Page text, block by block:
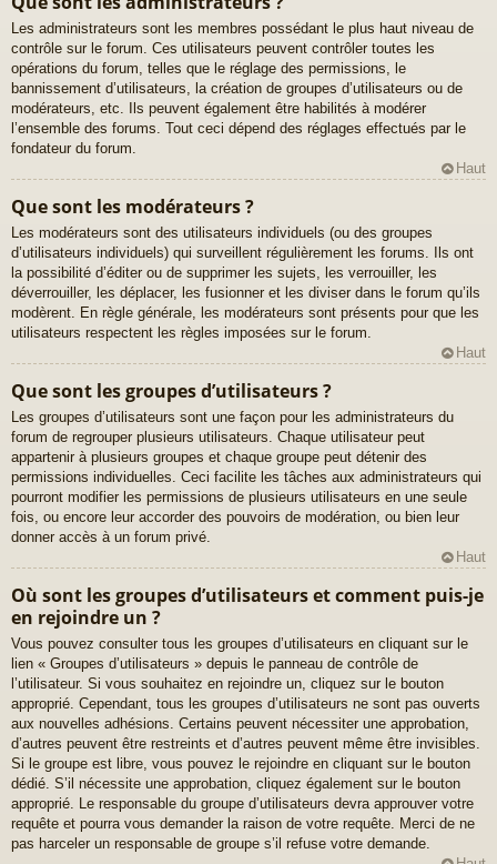
Les administrateurs sont les membres possédant le plus haut niveau de
contrôle sur le forum. Ces utilisateurs peuvent contrôler toutes les
opérations du forum, telles que le réglage des permissions, le
bannissement d’utilisateurs, la création de groupes d’utilisateurs ou de
modérateurs, etc. Ils peuvent également être habilités à modérer
l’ensemble des forums. Tout ceci dépend des réglages effectués par le
fondateur du forum.
Haut
Que sont les modérateurs ?
Les modérateurs sont des utilisateurs individuels (ou des groupes
d’utilisateurs individuels) qui surveillent régulièrement les forums. Ils ont
la possibilité d’éditer ou de supprimer les sujets, les verrouiller, les
déverrouiller, les déplacer, les fusionner et les diviser dans le forum qu’ils
modèrent. En règle générale, les modérateurs sont présents pour que les
utilisateurs respectent les règles imposées sur le forum.
Haut
Que sont les groupes d’utilisateurs ?
Les groupes d’utilisateurs sont une façon pour les administrateurs du
forum de regrouper plusieurs utilisateurs. Chaque utilisateur peut
appartenir à plusieurs groupes et chaque groupe peut détenir des
permissions individuelles. Ceci facilite les tâches aux administrateurs qui
pourront modifier les permissions de plusieurs utilisateurs en une seule
fois, ou encore leur accorder des pouvoirs de modération, ou bien leur
donner accès à un forum privé.
Haut
Où sont les groupes d’utilisateurs et comment puis-je
en rejoindre un ?
Vous pouvez consulter tous les groupes d’utilisateurs en cliquant sur le
lien « Groupes d’utilisateurs » depuis le panneau de contrôle de
l’utilisateur. Si vous souhaitez en rejoindre un, cliquez sur le bouton
approprié. Cependant, tous les groupes d’utilisateurs ne sont pas ouverts
aux nouvelles adhésions. Certains peuvent nécessiter une approbation,
d’autres peuvent être restreints et d’autres peuvent même être invisibles.
Si le groupe est libre, vous pouvez le rejoindre en cliquant sur le bouton
dédié. S’il nécessite une approbation, cliquez également sur le bouton
approprié. Le responsable du groupe d’utilisateurs devra approuver votre
requête et pourra vous demander la raison de votre requête. Merci de ne
pas harceler un responsable de groupe s’il refuse votre demande.